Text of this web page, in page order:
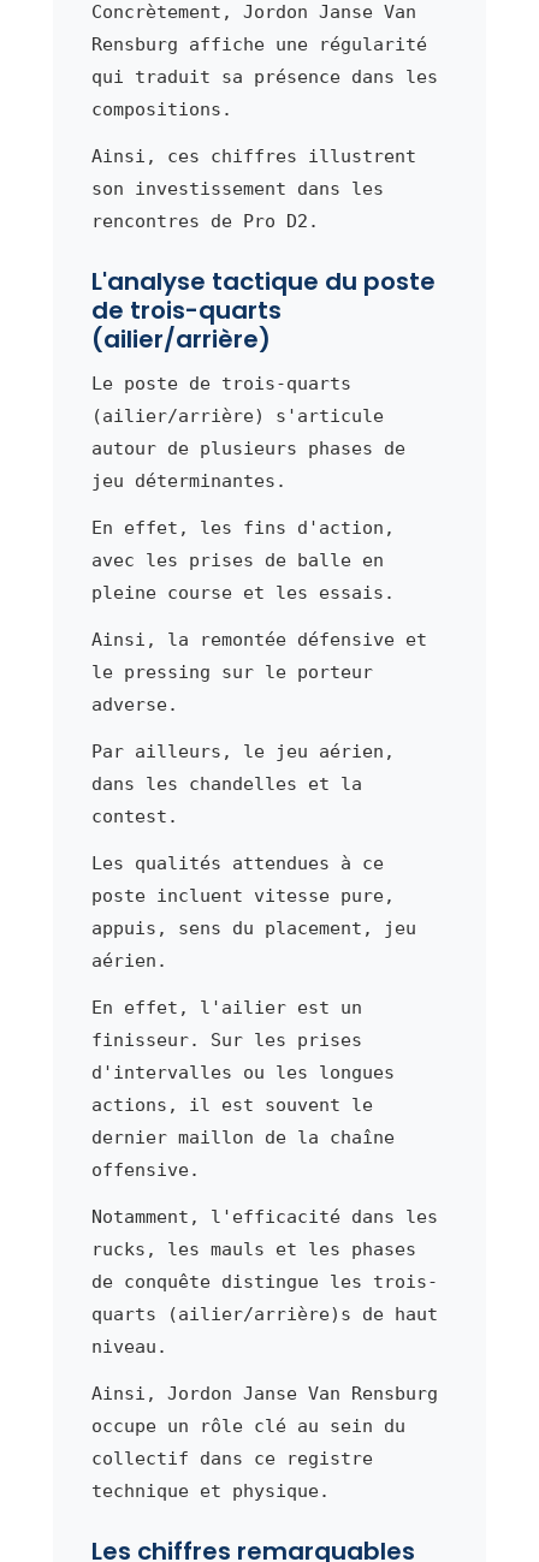
Concrètement, Jordon Janse Van
Rensburg affiche une régularité
qui traduit sa présence dans les
compositions.
Ainsi, ces chiffres illustrent
son investissement dans les
rencontres de Pro D2.
L'analyse tactique du poste
de trois-quarts
(ailier/arrière)
Le poste de trois-quarts
(ailier/arrière) s'articule
autour de plusieurs phases de
jeu déterminantes.
En effet, les fins d'action,
avec les prises de balle en
pleine course et les essais.
Ainsi, la remontée défensive et
le pressing sur le porteur
adverse.
Par ailleurs, le jeu aérien,
dans les chandelles et la
contest.
Les qualités attendues à ce
poste incluent vitesse pure,
appuis, sens du placement, jeu
aérien.
En effet, l'ailier est un
finisseur. Sur les prises
d'intervalles ou les longues
actions, il est souvent le
dernier maillon de la chaîne
offensive.
Notamment, l'efficacité dans les
rucks, les mauls et les phases
de conquête distingue les trois-
quarts (ailier/arrière)s de haut
niveau.
Ainsi, Jordon Janse Van Rensburg
occupe un rôle clé au sein du
collectif dans ce registre
technique et physique.
Les chiffres remarquables